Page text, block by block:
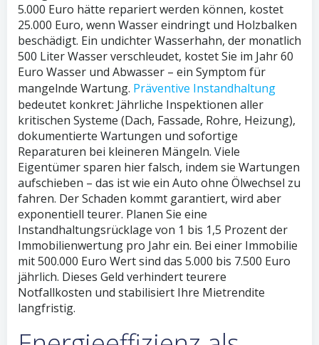
5.000 Euro hätte repariert werden können, kostet
25.000 Euro, wenn Wasser eindringt und Holzbalken
beschädigt. Ein undichter Wasserhahn, der monatlich
500 Liter Wasser verschleudet, kostet Sie im Jahr 60
Euro Wasser und Abwasser – ein Symptom für
mangelnde Wartung. Präventive Instandhaltung
bedeutet konkret: Jährliche Inspektionen aller
kritischen Systeme (Dach, Fassade, Rohre, Heizung),
dokumentierte Wartungen und sofortige
Reparaturen bei kleineren Mängeln. Viele
Eigentümer sparen hier falsch, indem sie Wartungen
aufschieben – das ist wie ein Auto ohne Ölwechsel zu
fahren. Der Schaden kommt garantiert, wird aber
exponentiell teurer. Planen Sie eine
Instandhaltungsrücklage von 1 bis 1,5 Prozent der
Immobilienwertung pro Jahr ein. Bei einer Immobilie
mit 500.000 Euro Wert sind das 5.000 bis 7.500 Euro
jährlich. Dieses Geld verhindert teurere
Notfallkosten und stabilisiert Ihre Mietrendite
langfristig.